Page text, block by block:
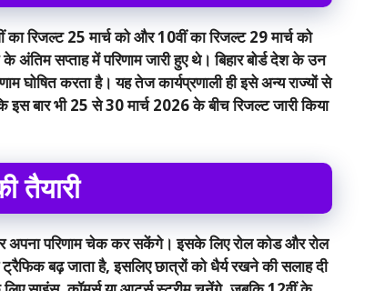
रिजल्ट 25 मार्च को और 10वीं का रिजल्ट 29 मार्च को
सप्ताह में परिणाम जारी हुए थे। बिहार बोर्ड देश के उन
घोषित करता है। यह तेज कार्यप्रणाली ही इसे अन्य राज्यों से
बार भी 25 से 30 मार्च 2026 के बीच रिजल्ट जारी किया
अपना परिणाम चेक कर सकेंगे। इसके लिए रोल कोड और रोल
बढ़ जाता है, इसलिए छात्रों को धैर्य रखने की सलाह दी